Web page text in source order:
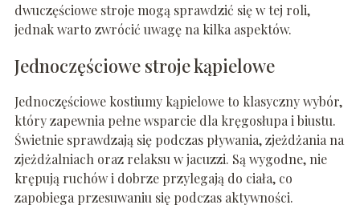
dwuczęściowe stroje mogą sprawdzić się w tej roli,
jednak warto zwrócić uwagę na kilka aspektów.
Jednoczęściowe stroje kąpielowe
Jednoczęściowe kostiumy kąpielowe to klasyczny wybór,
który zapewnia pełne wsparcie dla kręgosłupa i biustu.
Świetnie sprawdzają się podczas pływania, zjeżdżania na
zjeżdżalniach oraz relaksu w jacuzzi. Są wygodne, nie
krępują ruchów i dobrze przylegają do ciała, co
zapobiega przesuwaniu się podczas aktywności.